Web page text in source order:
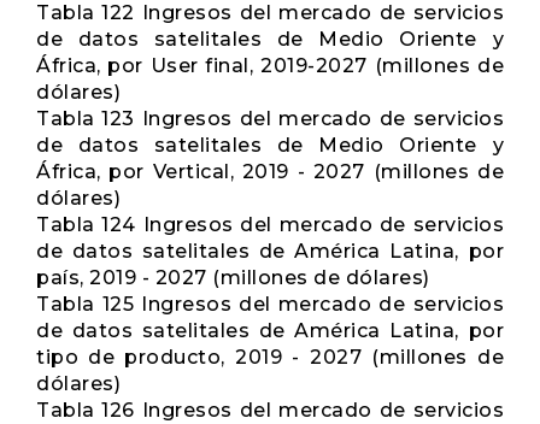
Tabla 122 Ingresos del mercado de servicios
de datos satelitales de Medio Oriente y
África, por User final, 2019-2027 (millones de
dólares)
Tabla 123 Ingresos del mercado de servicios
de datos satelitales de Medio Oriente y
África, por Vertical, 2019 - 2027 (millones de
dólares)
Tabla 124 Ingresos del mercado de servicios
de datos satelitales de América Latina, por
país, 2019 - 2027 (millones de dólares)
Tabla 125 Ingresos del mercado de servicios
de datos satelitales de América Latina, por
tipo de producto, 2019 - 2027 (millones de
dólares)
Tabla 126 Ingresos del mercado de servicios